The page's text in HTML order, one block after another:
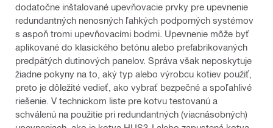
dodatočne inštalované upevňovacie prvky pre upevnenie
redundantných nenosných ľahkých podporných systémov
s aspoň tromi upevňovacími bodmi. Upevnenie môže byť
aplikované do klasického betónu alebo prefabrikovaných
predpätých dutinových panelov. Správa však neposkytuje
žiadne pokyny na to, aký typ alebo výrobcu kotiev použiť,
preto je dôležité vedieť, ako vybrať bezpečné a spoľahlivé
riešenie. V technickom liste pre kotvu testovanú a
schválenú na použitie pri redundantných (viacnásobných)